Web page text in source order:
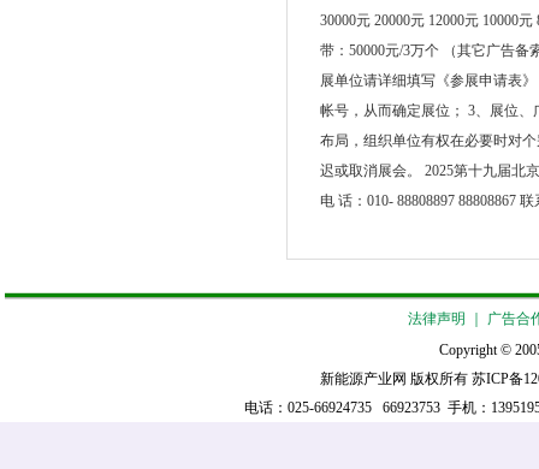
30000元 20000元 12000元 10000
带：50000元/3万个 （其它广告
展单位请详细填写《参展申请表
帐号，从而确定展位； 3、展位
布局，组织单位有权在必要时对
迟或取消展会。 2025第十九届北
电 话：010- 88808897 88808867
法律声明
广告合
Copyright ©
新能源产业网 版权所有 苏ICP备
电话：025-66924735 66923753 手机：